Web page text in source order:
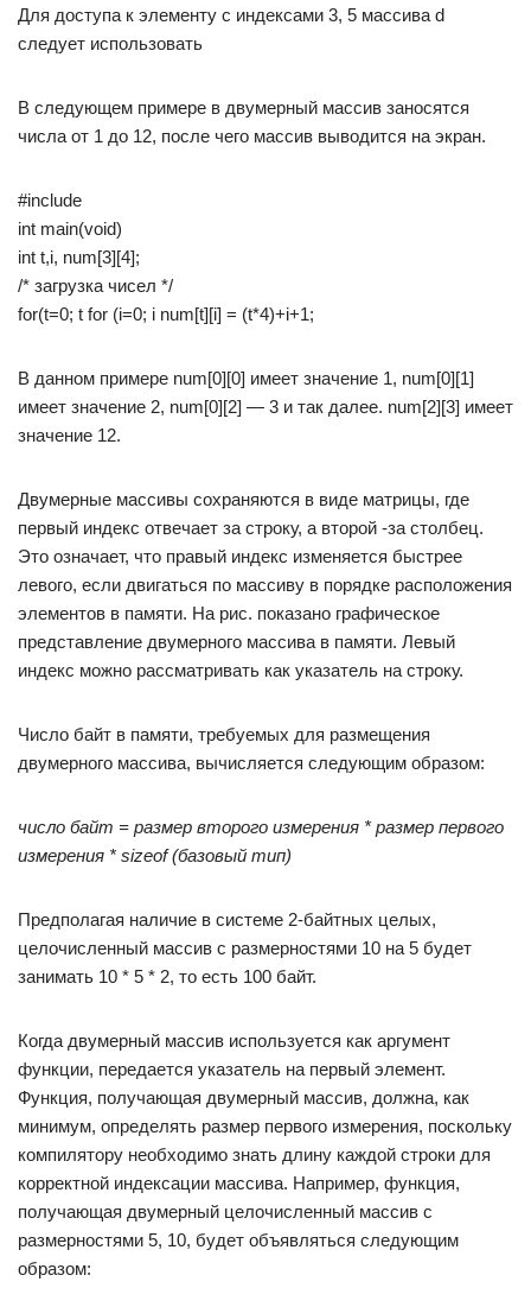
Для доступа к элементу с индексами 3, 5 массива d
следует использовать
В следующем примере в двумерный массив заносятся
числа от 1 до 12, после чего массив выводится на экран.
#include
int main(void)
int t,i, num[3][4];
/* загрузка чисел */
for(t=0; t for (i=0; i num[t][i] = (t*4)+i+1;
В данном примере num[0][0] имеет значение 1, num[0][1]
имеет значение 2, num[0][2] — 3 и так далее. num[2][3] имеет
значение 12.
Двумерные массивы сохраняются в виде матрицы, где
первый индекс отвечает за строку, а второй -за столбец.
Это означает, что правый индекс изменяется быстрее
левого, если двигаться по массиву в порядке расположения
элементов в памяти. На рис. показано графическое
представление двумерного массива в памяти. Левый
индекс можно рассматривать как указатель на строку.
Число байт в памяти, требуемых для размещения
двумерного массива, вычисляется следующим образом:
число байт = размер второго измерения * размер первого
измерения * sizeof (базовый тип)
Предполагая наличие в системе 2-байтных целых,
целочисленный массив с размерностями 10 на 5 будет
занимать 10 * 5 * 2, то есть 100 байт.
Когда двумерный массив используется как аргумент
функции, передается указатель на первый элемент.
Функция, получающая двумерный массив, должна, как
минимум, определять размер первого измерения, поскольку
компилятору необходимо знать длину каждой строки для
корректной индексации массива. Например, функция,
получающая двумерный целочисленный массив с
размерностями 5, 10, будет объявляться следующим
образом: